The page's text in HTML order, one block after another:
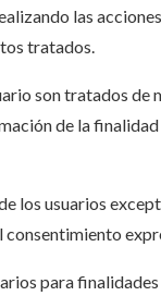
las
tratados.
son tratados de
de la
los usuarios
para